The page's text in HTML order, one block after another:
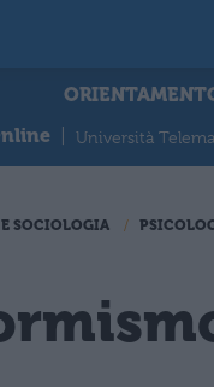
Università
SOCIOLOGIA